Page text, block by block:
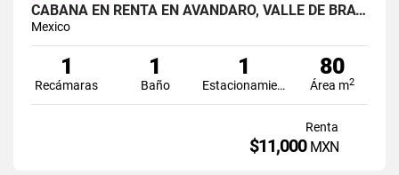
CABAÑA EN RENTA EN AVÁNDARO, VALLE DE BRAVO
Mexico
1
Recámaras
1
Baño
1
Estacionamiento
80
Área m2
Renta
$11,000 MXN